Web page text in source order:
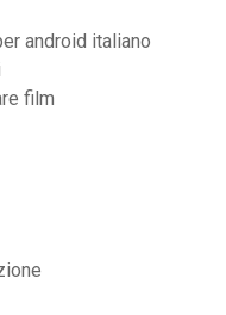
android italiano
film